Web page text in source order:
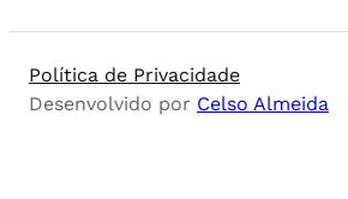
Política de Privacidade
Desenvolvido por Celso Almeida